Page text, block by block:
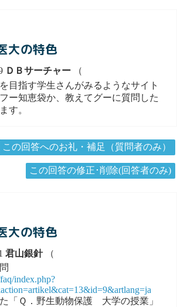
大の特色
ＤＢサーチャー （
目指す学生さんがみるようなサイト
ー知恵袋か、教えてグーに質問した
す。
この回答へのお礼・補足（質問者のみ）
この回答の修正･削除(回答者のみ)
大の特色
君山銀針（
index.php?
「Ｑ．野生動物保護 大学の授業」